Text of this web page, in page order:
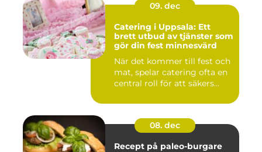
09. dec
Catering i Uppsala: Ett
brett utbud av tjänster som
gör din fest minnesvärd
När det kommer till fest och
mat, spelar catering ofta en
central roll för att säkers...
08. dec
Recept på paleo-burgare